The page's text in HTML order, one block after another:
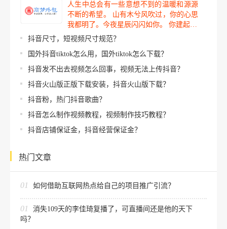
人生中总会有一些意想不到的温暖和源源
不断的希望。 山有木兮风吹过，你的心思
我都明了。今夜星辰闪闪如你。 你建起…
抖音尺寸，短视频尺寸规范？
国外抖音tiktok怎么用，国外tiktok怎么下载？
抖音发不出去视频怎么回事，视频无法上传抖音？
抖音火山版正版下载安装，抖音火山版下载？
抖音粉，热门抖音歌曲？
抖音怎么制作视频教程，视频制作技巧教程？
抖音店铺保证金，抖音经营保证金？
热门文章
01 如何借助互联网热点给自己的项目推广引流？
01
消失109天的李佳琦复播了，可直播间还是他的天下
吗？